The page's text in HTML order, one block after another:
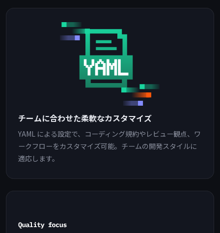
チームに合わせた柔軟なカスタマイズ
YAML による設定で、コーディング規約やレビュー観点、ワ
ークフローをカスタマイズ可能。チームの開発スタイルに
適応します。